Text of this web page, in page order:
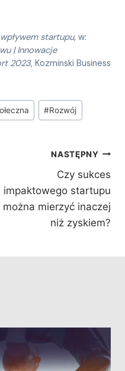
startupu, w:
| Innowacje
2023, Kozminski Business
#Rozwój
NASTĘPNY
Czy sukces
impaktowego startupu
można mierzyć inaczej
niż zyskiem?